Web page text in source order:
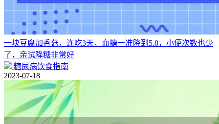
一块豆腐加香菇，连吃3天，血糖一准降到5.8，小便次数也少
了，亲试降糖非常好
糖尿病饮食指南
2023-07-18